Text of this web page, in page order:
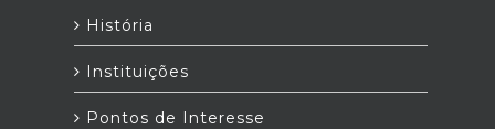
História
Instituições
Pontos de Interesse